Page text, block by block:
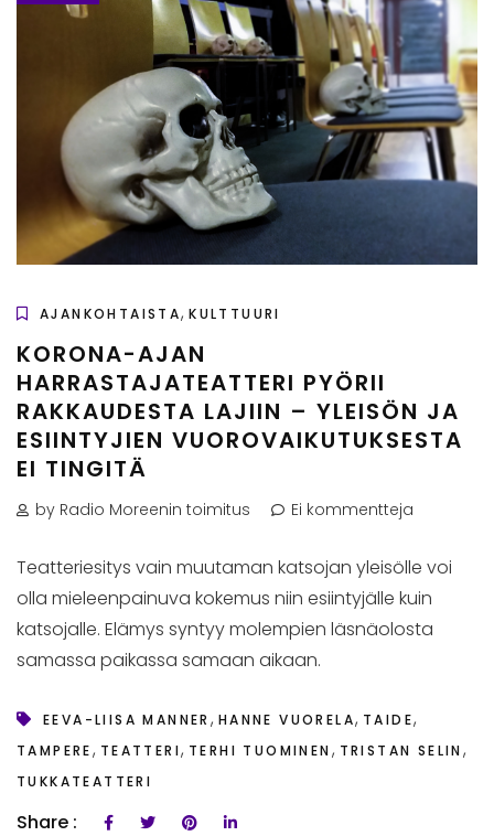
AJANKOHTAISTA,KULTTUURI
KORONA-AJAN
HARRASTAJATEATTERI PYÖRII
RAKKAUDESTA LAJIIN – YLEISÖN JA
ESIINTYJIEN VUOROVAIKUTUKSESTA
EI TINGITÄ
by Radio Moreenin toimitus Ei kommentteja
Teatteriesitys vain muutaman katsojan yleisölle voi
olla mieleenpainuva kokemus niin esiintyjälle kuin
katsojalle. Elämys syntyy molempien läsnäolosta
samassa paikassa samaan aikaan.
EEVA-LIISA MANNER , HANNE VUORELA, TAIDE,
TAMPERE, TEATTERI, TERHI TUOMINEN , TRISTAN SELIN ,
TUKKATEATTERI
Share :